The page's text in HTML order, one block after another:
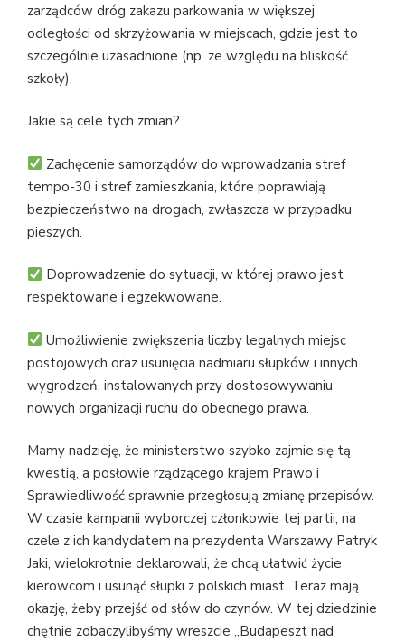
zarządców dróg zakazu parkowania w większej
odległości od skrzyżowania w miejscach, gdzie jest to
szczególnie uzasadnione (np. ze względu na bliskość
szkoły).
Jakie są cele tych zmian?
Zachęcenie samorządów do wprowadzania stref
tempo-30 i stref zamieszkania, które poprawiają
bezpieczeństwo na drogach, zwłaszcza w przypadku
pieszych.
Doprowadzenie do sytuacji, w której prawo jest
respektowane i egzekwowane.
Umożliwienie zwiększenia liczby legalnych miejsc
postojowych oraz usunięcia nadmiaru słupków i innych
wygrodzeń, instalowanych przy dostosowywaniu
nowych organizacji ruchu do obecnego prawa.
Mamy nadzieję, że ministerstwo szybko zajmie się tą
kwestią, a posłowie rządzącego krajem Prawo i
Sprawiedliwość sprawnie przegłosują zmianę przepisów.
W czasie kampanii wyborczej członkowie tej partii, na
czele z ich kandydatem na prezydenta Warszawy Patryk
Jaki, wielokrotnie deklarowali, że chcą ułatwić życie
kierowcom i usunąć słupki z polskich miast. Teraz mają
okazję, żeby przejść od słów do czynów. W tej dziedzinie
chętnie zobaczylibyśmy wreszcie „Budapeszt nad